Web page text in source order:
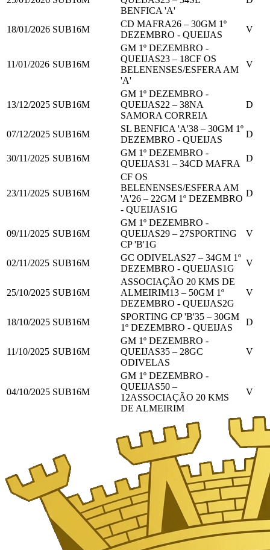
BENFICA 'A'
18/01/2026 SUB16M
CD MAFRA26 – 30GM 1º
DEZEMBRO - QUEIJAS
V
11/01/2026 SUB16M
GM 1º DEZEMBRO -
QUEIJAS23 – 18CF OS
BELENENSES/ESFERA AM
'A'
V
13/12/2025 SUB16M
GM 1º DEZEMBRO -
QUEIJAS22 – 38NA
SAMORA CORREIA
D
07/12/2025 SUB16M
SL BENFICA 'A'38 – 30GM 1º
DEZEMBRO - QUEIJAS
D
30/11/2025 SUB16M
GM 1º DEZEMBRO -
QUEIJAS31 – 34CD MAFRA
D
23/11/2025 SUB16M
CF OS
BELENENSES/ESFERA AM
'A'26 – 22GM 1º DEZEMBRO
- QUEIJAS1G
D
09/11/2025 SUB16M
GM 1º DEZEMBRO -
QUEIJAS29 – 27SPORTING
CP 'B'1G
V
02/11/2025 SUB16M
GC ODIVELAS27 – 34GM 1º
DEZEMBRO - QUEIJAS1G
V
25/10/2025 SUB16M
ASSOCIAÇÃO 20 KMS DE
ALMEIRIM13 – 50GM 1º
DEZEMBRO - QUEIJAS2G
V
18/10/2025 SUB16M
SPORTING CP 'B'35 – 30GM
1º DEZEMBRO - QUEIJAS
D
11/10/2025 SUB16M
GM 1º DEZEMBRO -
QUEIJAS35 – 28GC
ODIVELAS
V
04/10/2025 SUB16M
GM 1º DEZEMBRO -
QUEIJAS50 –
12ASSOCIAÇÃO 20 KMS
DE ALMEIRIM
V